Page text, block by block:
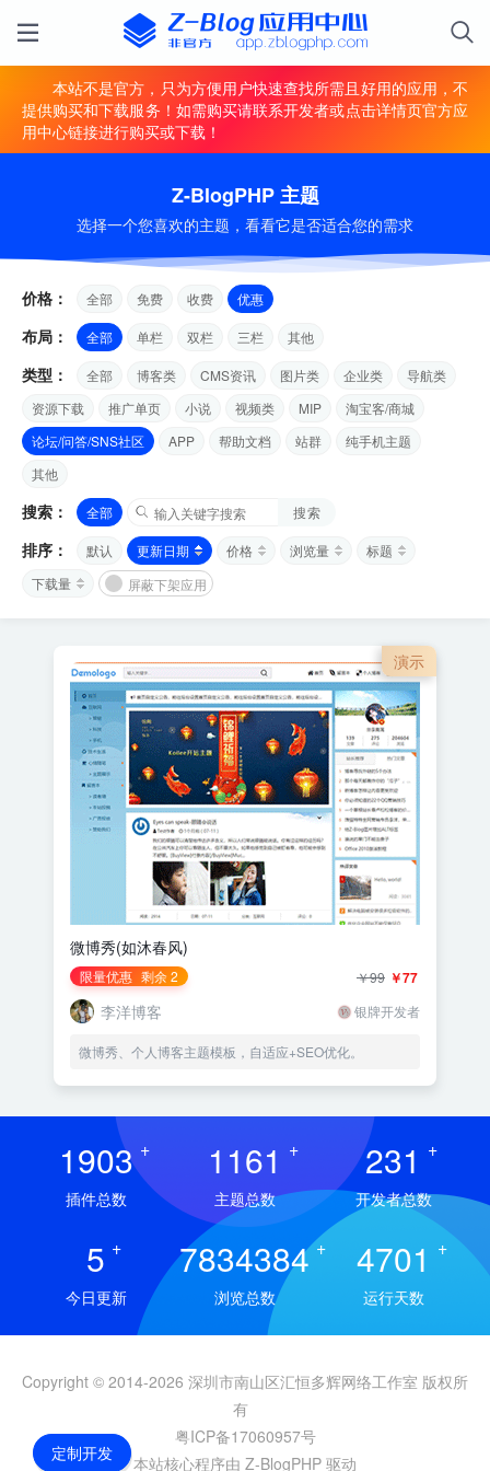
本站不是官方，只为方便用户快速查找所需且好用的应用，不
提供购买和下载服务！如需购买请联系开发者或点击详情页官方应
用中心链接进行购买或下载！
Z-BlogPHP 主题
选择一个您喜欢的主题，看看它是否适合您的需求
价格： 全部 免费 收费 优惠
布局： 全部 单栏 双栏 三栏 其他
类型： 全部 博客类 CMS资讯 图片类 企业类
导航类
资源下载
推广单页 小说 视频类 MIP
淘宝客/商城
论坛/问答/SNS社区
APP 帮助文档 站群
纯手机主题
其他
搜索： 全部 搜索
排序： 默认 更新日期 价格 浏览量
标题
下载量
屏蔽下架应用
演示
微博秀(如沐春风)
限量优惠 剩余 2 ￥77
￥99
李洋博客 银牌开发者
微博秀、个人博客主题模板，自适应+SEO优化。
1903 +
插件总数
1161 +
主题总数
231 +
开发者总数
5 +
今日更新
7834384 +
浏览总数
4701 +
运行天数
Copyright © 2014-2026 深圳市南山区汇恒多辉网络工作室 版权所
有
粤ICP备17060957号
本站核心程序由 Z-BlogPHP 驱动
定制开发